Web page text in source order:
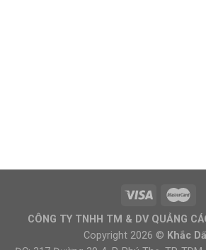
CÔNG TY TNHH TM & DV QUẢNG
Copyright 2026 © Khắc